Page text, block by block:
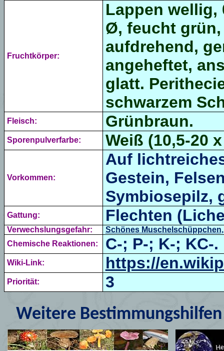
Fruchtkörper:
Lappen wellig,
Ø, feucht
aufdrehend,
angeheftet,
glatt.
schwarzem
Fleisch: Grünbraun.
Sporenpulverfarbe: Weiß (10,5-20
Vorkommen:
Auf
Gestein,
Symbiosepilz,
Gattung: Flechten
Verwechslungsgefahr: Schönes Muschelschüppchen
Chemische Reaktionen:
C-; P-; K-; KC-.
Wiki-Link: https://
Priorität:
3
Weitere